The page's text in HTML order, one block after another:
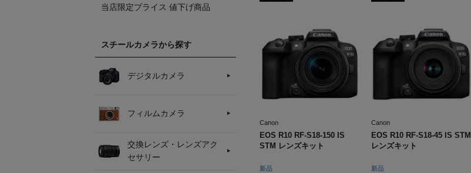
当店限定プライス 値下げ商品
スチールカメラから探す
デジタルカメラ
フィルムカメラ
交換レンズ・レンズアク
セサリー
新品
Canon
EOS R10 RF-S18-150 IS
STM レンズキット
新品
Canon
EOS R10 RF-S18-45 IS STM
レンズキット